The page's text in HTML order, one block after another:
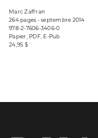
Marc Zaffran
264 pages • septembre 2014
978-2-7606-3406-0
Papier, PDF, E-Pub
24,95 $